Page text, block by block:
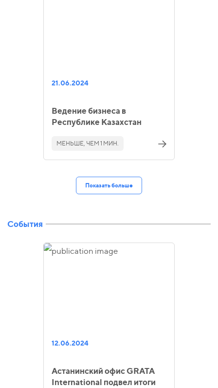
21.06.2024
Ведение бизнеса в
Республике Казахстан
МЕНЬШЕ, ЧЕМ 1 МИН.
Показать больше
События
12.06.2024
Астанинский офис GRATA
International подвел итоги